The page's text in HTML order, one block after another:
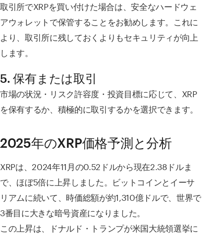
取引所でXRPを買い付けた場合は、安全なハードウェ
アウォレットで保管することをお勧めします。これに
より、取引所に残しておくよりもセキュリティが向上
します。
5. 保有または取引
市場の状況・リスク許容度・投資目標に応じて、XRP
を保有するか、積極的に取引するかを選択できます。
2025年のXRP価格予測と分析
XRPは、2024年11月の0.52ドルから現在2.38ドルま
で、ほぼ5倍に上昇しました。ビットコインとイーサ
リアムに続いて、時価総額が約1,310億ドルで、世界で
3番目に大きな暗号資産になりました。
この上昇は、ドナルド・トランプが米国大統領選挙に